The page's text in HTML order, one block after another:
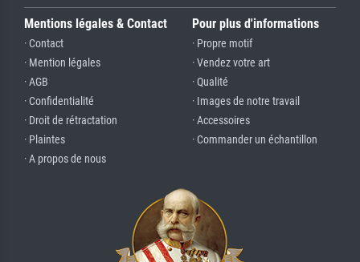
Mentions légales & Contact
· Contact
· Mention légales
· AGB
· Confidentialité
· Droit de rétractation
· Plaintes
· A propos de nous
Pour plus d'informations
· Propre motif
· Vendez votre art
· Qualité
· Images de notre travail
· Accessoires
· Commander un échantillon